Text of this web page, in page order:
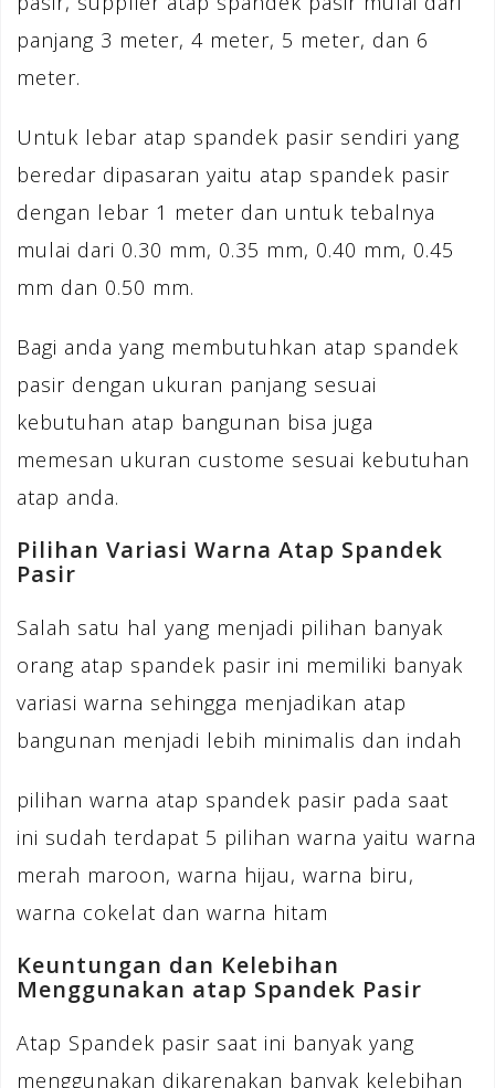
panjang 3 meter, 4 meter, 5 meter, dan 6
meter.
Untuk lebar atap spandek pasir sendiri yang
beredar dipasaran yaitu atap spandek pasir
dengan lebar 1 meter dan untuk tebalnya
mulai dari 0.30 mm, 0.35 mm, 0.40 mm, 0.45
mm dan 0.50 mm.
Bagi anda yang membutuhkan atap spandek
pasir dengan ukuran panjang sesuai
kebutuhan atap bangunan bisa juga
memesan ukuran custome sesuai kebutuhan
atap anda.
Pilihan Variasi Warna Atap Spandek
Pasir
Salah satu hal yang menjadi pilihan banyak
orang atap spandek pasir ini memiliki banyak
variasi warna sehingga menjadikan atap
bangunan menjadi lebih minimalis dan indah
pilihan warna atap spandek pasir pada saat
ini sudah terdapat 5 pilihan warna yaitu warna
merah maroon, warna hijau, warna biru,
warna cokelat dan warna hitam
Keuntungan dan Kelebihan
Menggunakan atap Spandek Pasir
Atap Spandek pasir saat ini banyak yang
menggunakan dikarenakan banyak kelebihan